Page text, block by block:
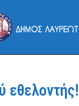
εθελοντής!